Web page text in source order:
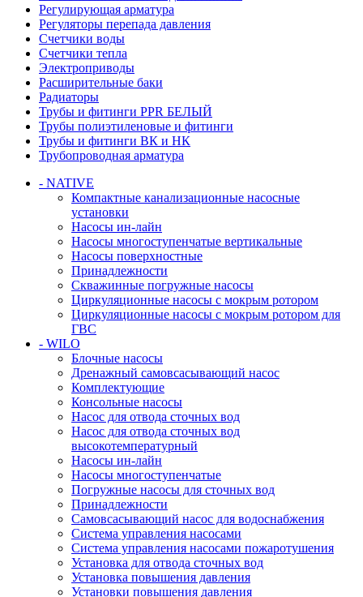
Регулирующая арматура
Регуляторы перепада давления
Счетчики воды
Счетчики тепла
Электроприводы
Расширительные баки
Радиаторы
Трубы и фитинги PPR БЕЛЫЙ
Трубы полиэтиленовые и фитинги
Трубы и фитинги ВК и НК
Трубопроводная арматура
- NATIVE
Компактные канализационные насосные
установки
Насосы ин-лайн
Насосы многоступенчатые вертикальные
Насосы поверхностные
Принадлежности
Скважинные погружные насосы
Циркуляционные насосы с мокрым ротором
Циркуляционные насосы с мокрым ротором для
ГВС
- WILO
Блочные насосы
Дренажный самовсасывающий насос
Комплектующие
Консольные насосы
Насос для отвода сточных вод
Насос для отвода сточных вод
высокотемпературный
Насосы ин-лайн
Насосы многоступенчатые
Погружные насосы для сточных вод
Принадлежности
Самовсасывающий насос для водоснабжения
Система управления насосами
Система управления насосами пожаротушения
Установка для отвода сточных вод
Установка повышения давления
Установки повышения давления